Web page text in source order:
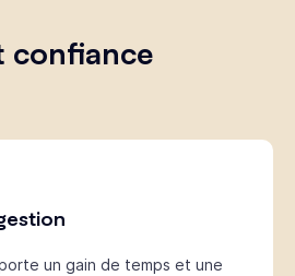
confiance
un gain de temps et une